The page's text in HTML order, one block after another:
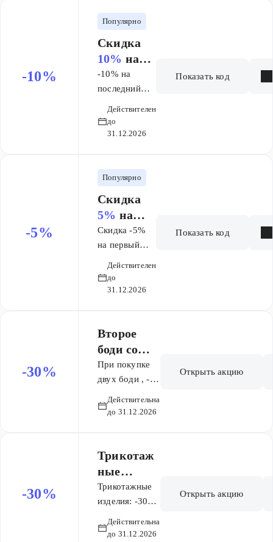
-10%
Популярно
Скидка
10% на
заказ
-10% на
последний
Действителен
до
31.12.2026
Показать код
-5%
Популярно
Скидка
5% на
заказ от 7
999 ₽
Скидка -5%
на первый
покупке от
7999р. Не
акциями
акциями, но
суммируется
с товарами из
Действителен
до
31.12.2026
Показать код
-30%
Второе
боди со
скидкой
-30%
При покупке
двух боди , -
скидка 30% на
Действительна
до 31.12.2026
Открыть акцию
-30%
Трикотаж
ные
изделия:
-30%на
вторую
единицу
Трикотажные
изделия: -30%
единицу
Действительна
до 31.12.2026
Открыть акцию